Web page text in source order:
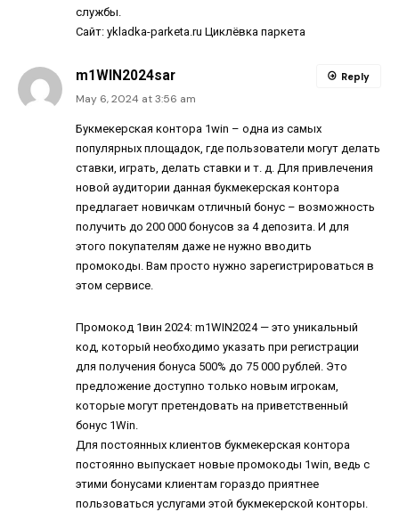
службы.
Сайт: ykladka-parketa.ru Циклёвка паркета
m1WIN2024sar
May 6, 2024 at 3:56 am
Букмекерская контора 1win – одна из самых
популярных площадок, где пользователи могут делать
ставки, играть, делать ставки и т. д. Для привлечения
новой аудитории данная букмекерская контора
предлагает новичкам отличный бонус – возможность
получить до 200 000 бонусов за 4 депозита. И для
этого покупателям даже не нужно вводить
промокоды. Вам просто нужно зарегистрироваться в
этом сервисе.
Промокод 1вин 2024: m1WIN2024 — это уникальный
код, который необходимо указать при регистрации
для получения бонуса 500% до 75 000 рублей. Это
предложение доступно только новым игрокам,
которые могут претендовать на приветственный
бонус 1Win.
Для постоянных клиентов букмекерская контора
постоянно выпускает новые промокоды 1win, ведь с
этими бонусами клиентам гораздо приятнее
пользоваться услугами этой букмекерской конторы.
Reply